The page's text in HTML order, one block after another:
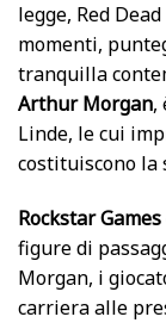
legge, Red
momenti,
tranquilla
Arthur Morgan,
Linde, le cui
costituiscono la
Rockstar Games
figure di
Morgan, i
carriera alle